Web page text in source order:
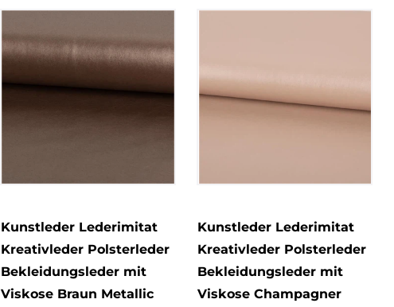
Kunstleder Lederimitat
Kreativleder Polsterleder
Bekleidungsleder mit
Viskose Braun Metallic
Kunstleder Lederimitat
Kreativleder Polsterleder
Bekleidungsleder mit
Viskose Champagner